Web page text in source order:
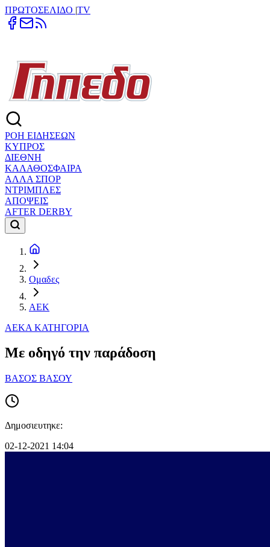
ΠΡΩΤΟΣΕΛΙΔΟ |TV
ΡΟΗ ΕΙΔΗΣΕΩΝ
ΚΥΠΡΟΣ
ΔΙΕΘΝΗ
ΚΑΛΑΘΟΣΦΑΙΡΑ
ΑΛΛΑ ΣΠΟΡ
ΝΤΡΙΜΠΛΕΣ
ΑΠΟΨΕΙΣ
AFTER DERBY
Ομαδες
ΑΕΚ
ΑΕΚΑ ΚΑΤΗΓΟΡΙΑ
Με οδηγό την παράδοση
ΒΑΣΟΣ ΒΑΣΟΥ
Δημοσιευτηκε:
02-12-2021 14:04